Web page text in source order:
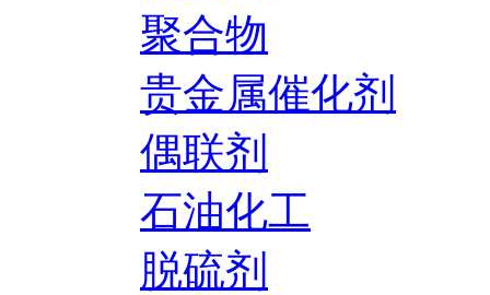
聚合物
贵金属催化剂
偶联剂
石油化工
脱硫剂